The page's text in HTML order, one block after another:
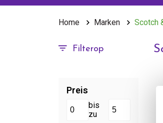
Home Marken Scotch
Filterop
Preis
bis
zu